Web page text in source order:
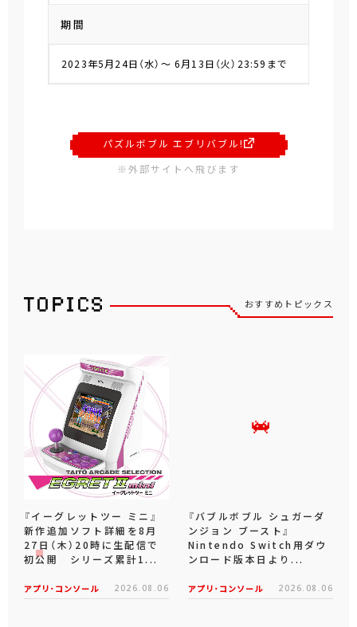
期間
2023年5月24日（水）～ 6月13日（火）23:59まで
パズルボブル エブリバブル!
※外部サイトへ飛びます
おすすめトピックス
『イーグレットツー ミニ』
新作追加ソフト詳細を8月
27日（木）20時に生配信で
初公開 シリーズ累計1...
アプリ･コンソール 2026.08.06
『バブルボブル シュガーダ
ンジョン ブースト』
Nintendo Switch用ダウ
ンロード版本日より...
アプリ･コンソール 2026.08.06